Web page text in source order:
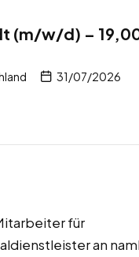
(m/w/d) –
31/07/2026
für
an